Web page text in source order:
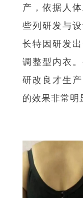
产，依据人
些列研发与
长特因研发
调整型内衣
研改良才生
的效果非常明